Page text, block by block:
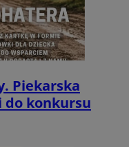
Piekarska
do konkursu